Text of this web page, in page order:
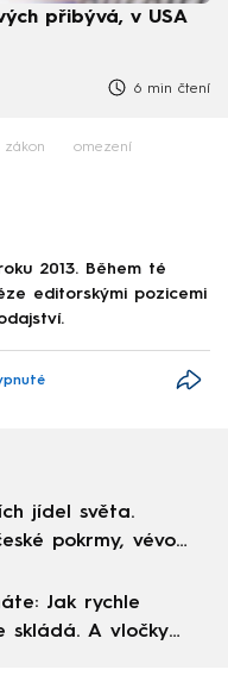
přibývá, v USA
6 min čtení
zákon omezení
2013. Během té
editorskými pozicemi
jídel světa.
pokrmy, vévodí
Jak rychle
skládá. A vločky